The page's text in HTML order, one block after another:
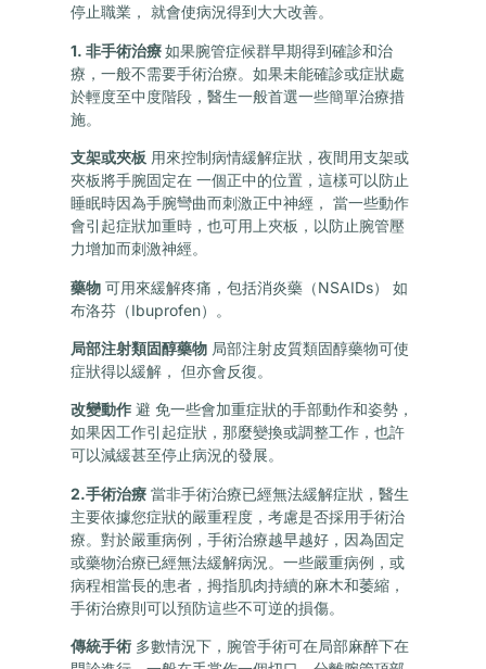
停止職業， 就會使病況得到大大改善。
1. 非手術治療如果腕管症候群早期得到確診和治
療，一般不需要手術治療。如果未能確診或症狀處
於輕度至中度階段，醫生一般首選一些簡單治療措
施。
支架或夾板 用來控制病情緩解症狀，夜間用支架或
夾板將手腕固定在 一個正中的位置，這樣可以防止
睡眠時因為手腕彎曲而刺激正中神經， 當一些動作
會引起症狀加重時，也可用上夾板，以防止腕管壓
力增加而刺激神經。
藥物可用來緩解疼痛，包括消炎藥（NSAIDs） 如
布洛芬（Ibuprofen）。
局部注射類固醇藥物局部注射皮質類固醇藥物可使
症狀得以緩解， 但亦會反復。
改變動作避 免一些會加重症狀的手部動作和姿勢，
如果因工作引起症狀，那麼變換或調整工作，也許
可以減緩甚至停止病況的發展。
2.手術治療當非手術治療已經無法緩解症狀，醫生
主要依據您症狀的嚴重程度，考慮是否採用手術治
療。對於嚴重病例，手術治療越早越好，因為固定
或藥物治療已經無法緩解病況。一些嚴重病例，或
病程相當長的患者，拇指肌肉持續的麻木和萎縮，
手術治療則可以預防這些不可逆的損傷。
傳統手術多數情況下，腕管手術可在局部麻醉下在